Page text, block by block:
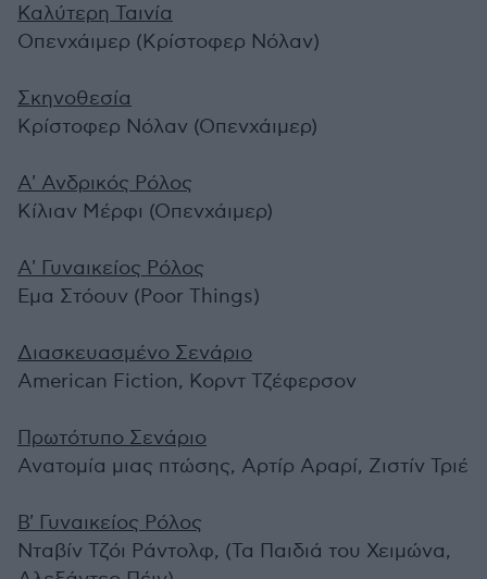
Καλύτερη Ταινία
Οπενχάιμερ (Κρίστοφερ Νόλαν)
Σκηνοθεσία
Κρίστοφερ Νόλαν (Οπενχάιμερ)
Α' Ανδρικός Ρόλος
Κίλιαν Μέρφι (Οπενχάιμερ)
Α' Γυναικείος Ρόλος
Εμα Στόουν (Poor Things)
Διασκευασμένο Σενάριο
American Fiction, Κορντ Τζέφερσον
Πρωτότυπο Σενάριο
Ανατομία μιας πτώσης, Αρτίρ Αραρί, Ζιστίν Τριέ
B' Γυναικείος Ρόλος
Νταβίν Τζόι Ράντολφ, (Τα Παιδιά του Χειμώνα,